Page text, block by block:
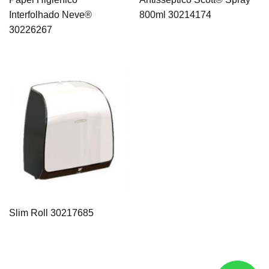
Interfolhado Neve®
30226267
800ml 30214174
Slim Roll 30217685